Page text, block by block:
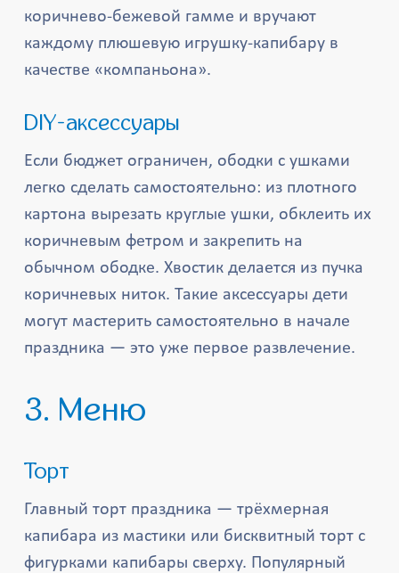
коричнево-бежевой гамме и вручают
каждому плюшевую игрушку-капибару в
качестве «компаньона».
DIY-аксессуары
Если бюджет ограничен, ободки с ушками
легко сделать самостоятельно: из плотного
картона вырезать круглые ушки, обклеить их
коричневым фетром и закрепить на
обычном ободке. Хвостик делается из пучка
коричневых ниток. Такие аксессуары дети
могут мастерить самостоятельно в начале
праздника — это уже первое развлечение.
3. Меню
Торт
Главный торт праздника — трёхмерная
капибара из мастики или бисквитный торт с
фигурками капибары сверху. Популярный